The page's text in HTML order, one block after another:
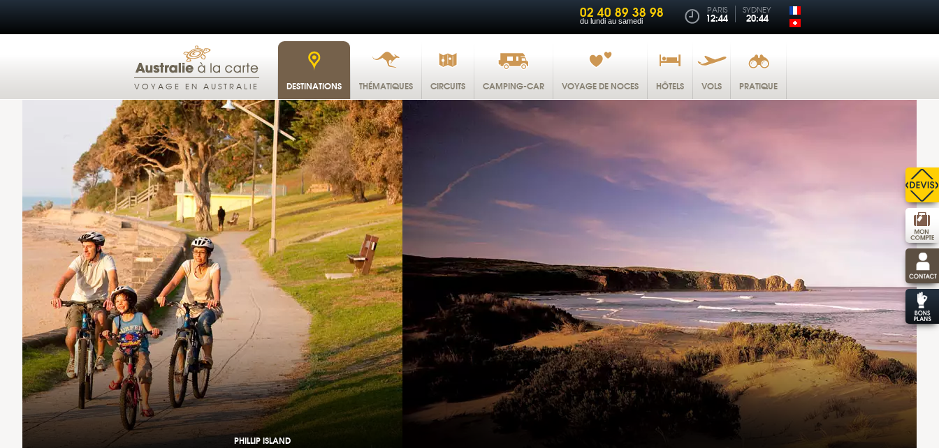
02 40 89 38 98
du lundi au samedi
PARIS
12:44
SYDNEY
20:44
VOYAGE EN AUSTRALIE DESTINATIONS THÉMATIQUES CIRCUITS CAMPING-CAR VOYAGE DE NOCES HÔTELS VOLS PRATIQUE